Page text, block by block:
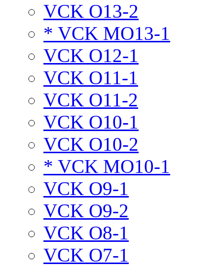
VCK O13-2
* VCK MO13-1
VCK O12-1
VCK O11-1
VCK O11-2
VCK O10-1
VCK O10-2
* VCK MO10-1
VCK O9-1
VCK O9-2
VCK O8-1
VCK O7-1